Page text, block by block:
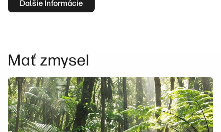
Ďalšie Informácie
Mať zmysel